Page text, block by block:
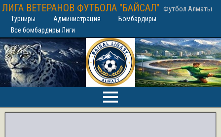
ЛИГА ВЕТЕРАНОВ ФУТБОЛА "БАЙСАЛ" Футбол Алматы
Турниры Администрация
Бомбардиры
Все бомбардиры Лиги